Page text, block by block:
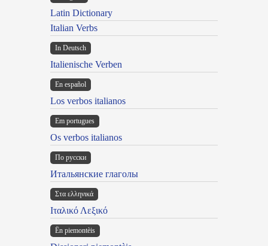
Latin Dictionary
Italian Verbs
In Deutsch
Italienische Verben
En español
Los verbos italianos
Em portugues
Os verbos italianos
По русски
Итальянские глаголы
Στα ελληνικά
Ιταλικό Λεξικό
Ën piemontèis